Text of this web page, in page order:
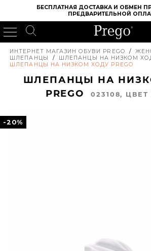
БЕСПЛАТНАЯ ДОСТАВКА И ОБМЕН
ПРЕДВАРИТЕЛЬНОЙ
ИНТЕРНЕТ МАГАЗИН ОБУВИ PREGO /
ШЛЕПАНЦЫ
/ ШЛЕПАНЦЫ НА НИЗКОМ
ШЛЕПАНЦЫ НА НИЗКОМ ХОДУ PREGO
ШЛЕПАНЦЫ НА
PREGO023108,
-20%